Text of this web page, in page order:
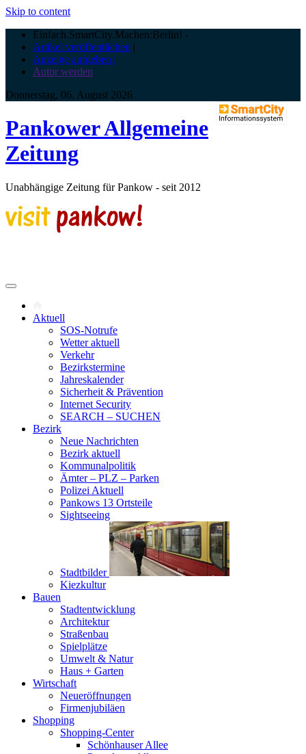
Skip to content
Einfach.SmartCity.Machen:Berlin! -
Artikel veröffentlichen |
Anzeige aufgeben |
Autor werden
Donnerstag, 06. August 2026
Pankower Allgemeine
Zeitung
Unabhängige Zeitung für Pankow - seit 2012
Aktuell
SOS-Notrufe
Wetter aktuell
Verkehr
Bezirkstermine
Jahreskalender
Sicherheit & Prävention
Internet Security
SEARCH – SUCHEN
Bezirk
Neue Nachrichten
Bezirk aktuell
Kommunalpolitik
Ämter – PLZ – Parken
Polizei Aktuell
Pankows 13 Ortsteile
Sightseeing
Stadtbilder
Kiezkultur
Bauen
Stadtentwicklung
Architektur
Straßenbau
Spielplätze
Umwelt & Natur
Haus + Garten
Wirtschaft
Neueröffnungen
Firmenjubiläen
Shopping
Shopping-Center
Schönhauser Allee